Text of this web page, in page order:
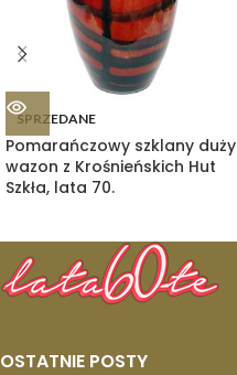
SPRZEDANE
Pomarańczowy szklany duży
wazon z Krośnieńskich Hut
Szkła, lata 70.
OSTATNIE POSTY